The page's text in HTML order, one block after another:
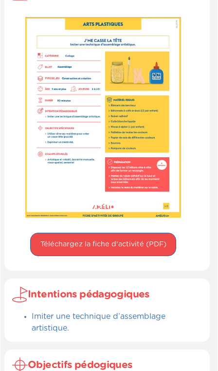
Téléchargez la fiche d'activité (PDF)
Intentions pédagogiques
Imiter une technique d’assemblage
artistique.
Objectifs pédogiques